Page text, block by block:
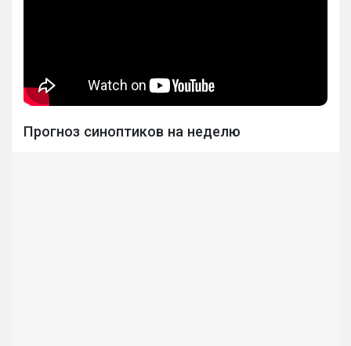
Прогноз синоптиков на неделю